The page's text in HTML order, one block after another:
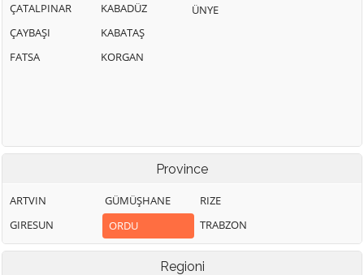
ÇATALPINAR
ÇAYBAŞI
FATSA
KABADÜZ
KABATAŞ
KORGAN
ÜNYE
Province
ARTVIN
GIRESUN
GÜMÜŞHANE
ORDU
RIZE
TRABZON
Regioni